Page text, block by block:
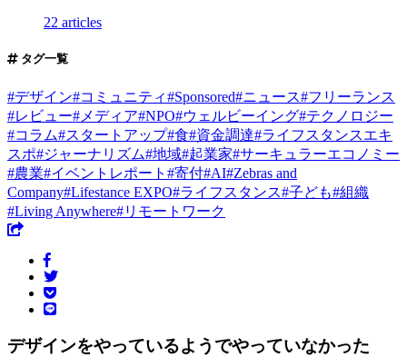
22 articles
タグ一覧
#デザイン#コミュニティ#Sponsored#ニュース#フリーランス
#レビュー# メディア#NPO#ウェルビーイング#テクノロジー
#コラム#スタートアップ#食#資金調達#ライフスタンスエキ
スポ#ジャーナリズム#地域#起業家#サーキュラーエコノミー
#農業#イベントレポート #寄付#AI#Zebras and
Company#Lifestance EXPO#ライフスタンス#子ども#組織
#Living Anywhere#リモートワーク
デザインをやっているようでやっていなかった